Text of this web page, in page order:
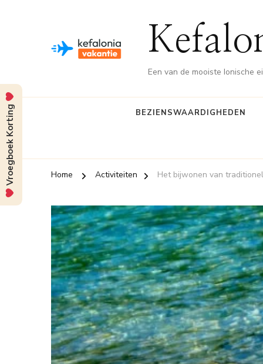
Een van de mooiste Ionische
BEZIENSWAARDIGHEDEN
Home Activiteiten Het bijwonen van
Vroegboek Korting